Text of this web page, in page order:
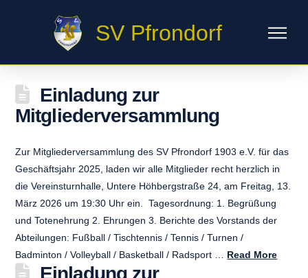
SV Pfrondorf
Einladung zur
Mitgliederversammlung
Zur Mitgliederversammlung des SV Pfrondorf 1903 e.V. für das
Geschäftsjahr 2025, laden wir alle Mitglieder recht herzlich in
die Vereinsturnhalle, Untere Höhbergstraße 24, am Freitag, 13.
März 2026 um 19:30 Uhr ein. Tagesordnung: 1. Begrüßung
und Totenehrung 2. Ehrungen 3. Berichte des Vorstands der
Abteilungen: Fußball / Tischtennis / Tennis / Turnen /
Badminton / Volleyball / Basketball / Radsport … Read More
Einladung zur